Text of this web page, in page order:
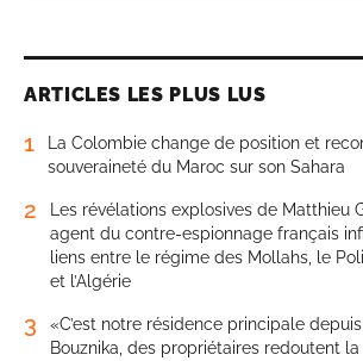
ARTICLES LES PLUS LUS
1
La Colombie change de position et
souveraineté du Maroc sur son Sahara
2
Les révélations explosives de Matthieu
agent du contre-espionnage français
liens entre le régime des Mollahs, le
et l’Algérie
3
«C’est notre résidence principale
Bouznika, des propriétaires redoutent